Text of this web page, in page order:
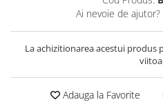
Ai nevoie de ajutor?
La achizitionarea acestui produs
Adauga la Favorite